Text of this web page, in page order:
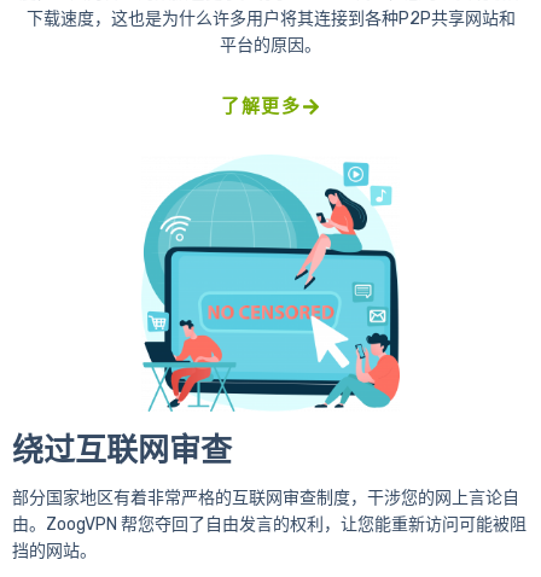
下载速度，这也是为什么许多用户将其连接到各种P2P共享网站和
平台的原因。
了解更多
绕过互联网审查
部分国家地区有着非常严格的互联网审查制度，干涉您的网上言论自
由。ZoogVPN 帮您夺回了自由发言的权利，让您能重新访问可能被阻
挡的网站。